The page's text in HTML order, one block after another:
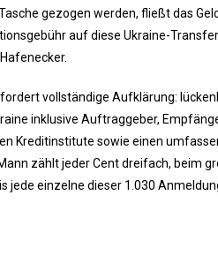
gezogen werden, fließt das
auf diese Ukraine-
fordert vollständige Aufklärung:
inklusive Auftraggeber,
Kreditinstitute sowie einen
zählt jeder Cent dreifach, beim
jede einzelne dieser 1.030